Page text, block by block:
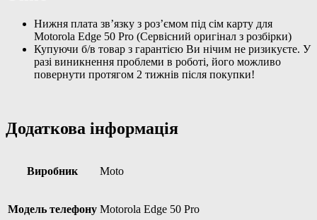
(Сервісний
оригінал
розбірки)
Нижня плата звʼязку з розʼємом під сім карту для
Motorola Edge 50 Pro (Сервісний оригінал з розбірки)
Купуючи б/в товар з гарантією Ви нічим не ризикуєте. У
разі виникнення проблеми в роботі, його можливо
повернути протягом 2 тижнів після покупки!
Додаткова інформація
Виробник Moto
Модель телефону Motorola Edge 50 Pro